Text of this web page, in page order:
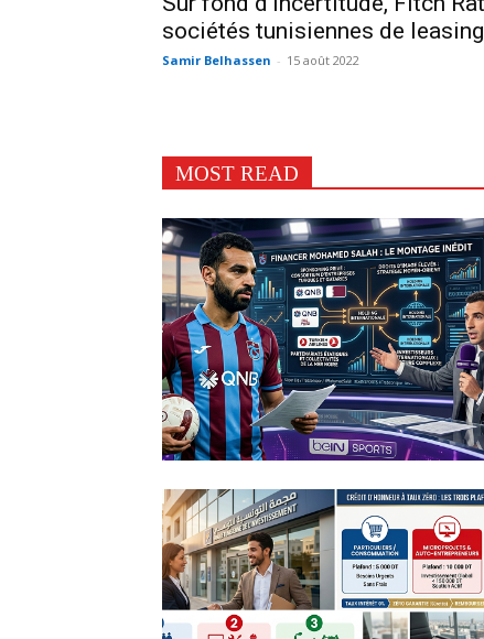
sociétés tunisiennes de
Samir Belhassen - 15 août 2022
MOST READ